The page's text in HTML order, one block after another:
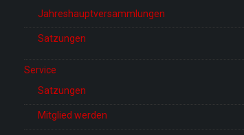
Jahreshauptversammlungen
Satzungen
Service
Satzungen
Mitglied werden